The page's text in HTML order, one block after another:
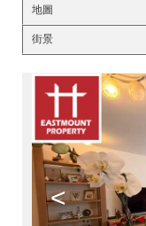
地圖
街景
<